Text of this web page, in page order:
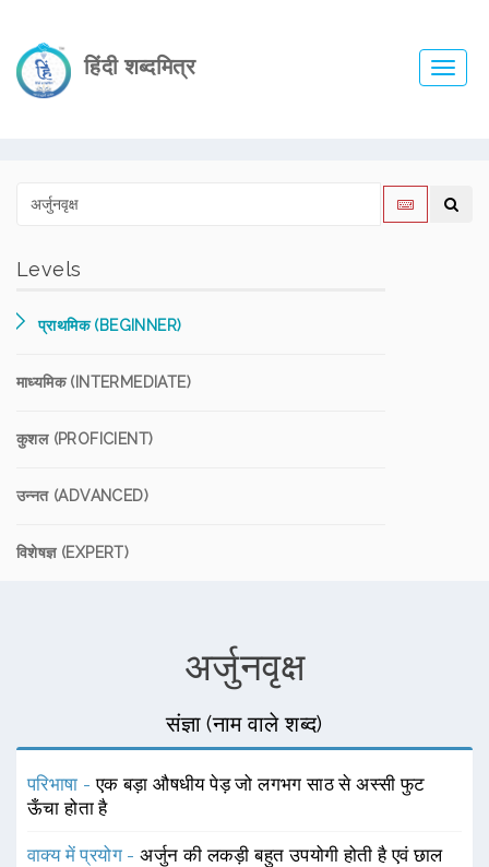
हिंदी शब्दमित्र
Levels
प्राथमिक (BEGINNER)
माध्यमिक (INTERMEDIATE)
कुशल (PROFICIENT)
उन्नत (ADVANCED)
विशेषज्ञ (EXPERT)
अर्जुनवृक्ष
संज्ञा (नाम वाले शब्द)
परिभाषा -एक बड़ा औषधीय पेड़ जो लगभग साठ से अस्सी फुट
ऊँचा होता है
वाक्य में प्रयोग -अर्जुन की लकड़ी बहुत उपयोगी होती है एवं छाल